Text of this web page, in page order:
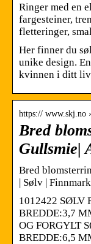
Ringer med en
fargesteiner,
fletteringer,
Her finner du
unike design.
kvinnen i ditt liv
https:// www.skj.no
Bred
Gullsmie|
Bred
| Sølv |
1012422 SØLV
BREDDE:3,7
OG FORGYLT
BREDDE:6,5